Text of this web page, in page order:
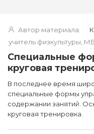
Автор материала:
учитель физкультуры,
Специальные
круговая
В последнее время
специальные формы
содержании занятий.
круговая тренировка.